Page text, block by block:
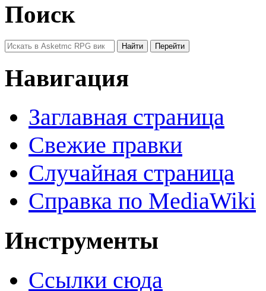
Поиск
Навигация
Заглавная страница
Свежие правки
Случайная страница
Справка по MediaWiki
Инструменты
Ссылки сюда